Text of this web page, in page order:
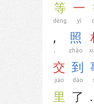
等
děng
一
yī
,
,
照
zhào
交
jiāo
到
dào
里 了 .